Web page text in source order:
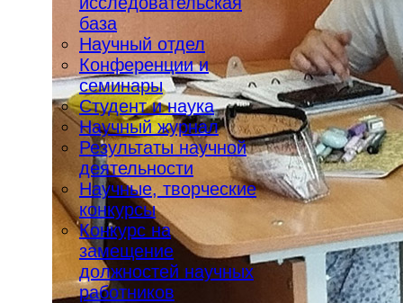
база
Научный отдел
Конференции и
семинары
Студент и наука
Научный журнал
Результаты научной
деятельности
Научные, творческие
конкурсы
Конкурс на
замещение
должностей научных
работников